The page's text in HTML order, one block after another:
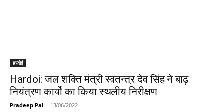
हरदोई
Hardoi: जल शक्ति मंत्री स्वतन्त्र देव सिंह ने बाढ़
नियंत्रण कार्यो का किया स्थलीय निरीक्षण
Pradeep Pal - 13/06/2022